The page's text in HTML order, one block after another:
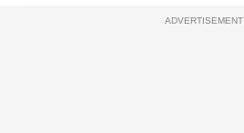
ADVERTISEMENT